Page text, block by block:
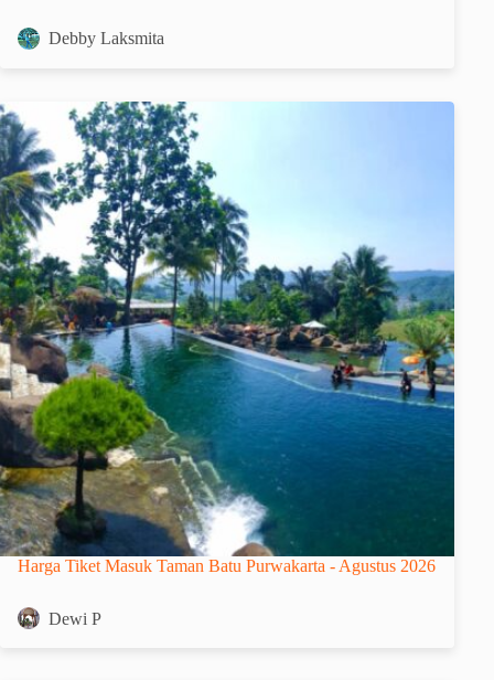
Debby Laksmita
Harga Tiket Masuk Taman Batu Purwakarta - Agustus 2026
Dewi P